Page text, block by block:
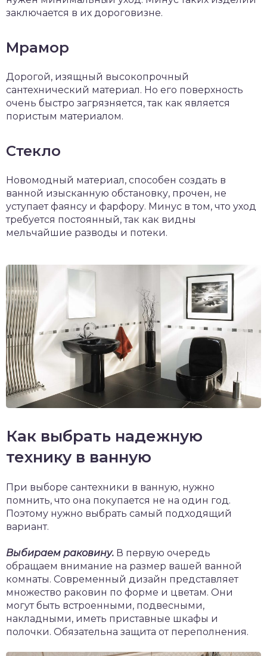
заключается в их дороговизне.
Мрамор
Дорогой, изящный высокопрочный
сантехнический материал. Но его поверхность
очень быстро загрязняется, так как является
пористым материалом.
Стекло
Новомодный материал, способен создать в
ванной изысканную обстановку, прочен, не
уступает фаянсу и фарфору. Минус в том, что уход
требуется постоянный, так как видны
мельчайшие разводы и потеки.
Как выбрать надежную
технику в ванную
При выборе сантехники в ванную, нужно
помнить, что она покупается не на один год.
Поэтому нужно выбрать самый подходящий
вариант.
Выбираем раковину. В первую очередь
обращаем внимание на размер вашей ванной
комнаты. Современный дизайн представляет
множество раковин по форме и цветам. Они
могут быть встроенными, подвесными,
накладными, иметь приставные шкафы и
полочки. Обязательна защита от переполнения.